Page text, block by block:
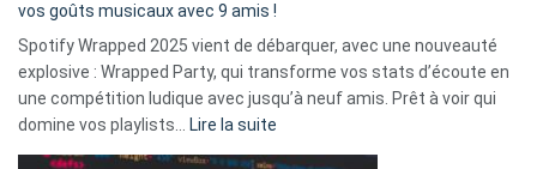
Solly
change
la
des
vos goûts musicaux avec 9 amis !
Spotify Wrapped 2025 vient de débarquer, avec une nouveauté
explosive : Wrapped Party, qui transforme vos stats d’écoute en
une compétition ludique avec jusqu’à neuf amis. Prêt à voir qui
domine vos playlists… Lire la suite
Spotify